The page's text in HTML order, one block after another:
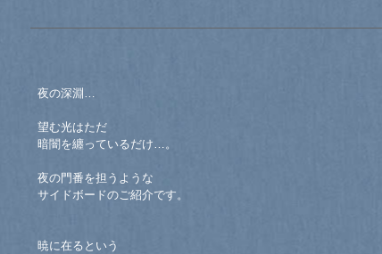
夜の深淵…
望む光はただ
暗闇を纏っているだけ…。
夜の門番を担うような
サイドボードのご紹介です。
暁に在るという